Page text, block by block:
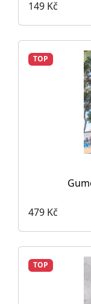
149 Kč
TOP
479 Kč
TOP